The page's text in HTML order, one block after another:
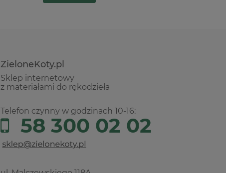
ZieloneKoty.pl
Sklep internetowy
z materiałami do rękodzieła
Telefon czynny w godzinach 10-16:
58 300 02 02